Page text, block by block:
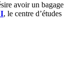
avoir un bagage
, le centre d’études